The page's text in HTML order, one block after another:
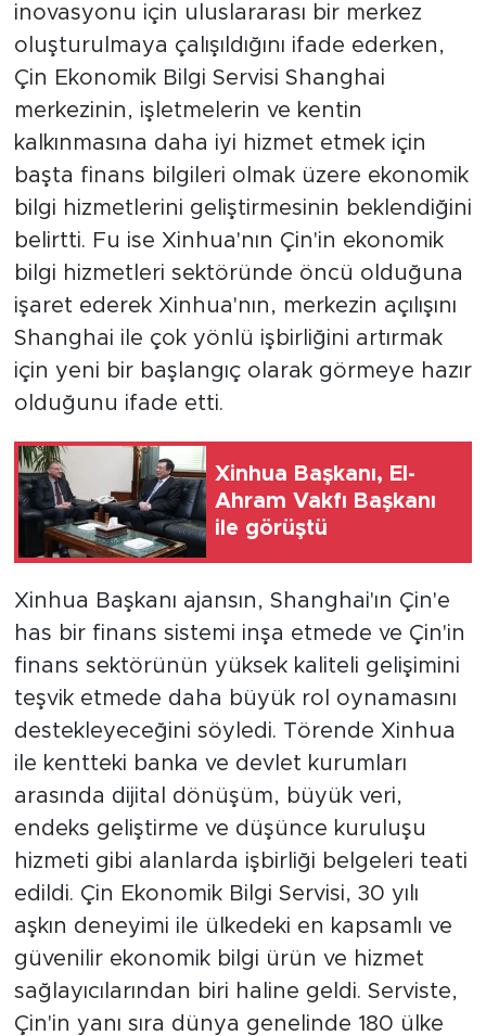
inovasyonu için uluslararası bir merkez
oluşturulmaya çalışıldığını ifade ederken,
Çin Ekonomik Bilgi Servisi Shanghai
merkezinin, işletmelerin ve kentin
kalkınmasına daha iyi hizmet etmek için
başta finans bilgileri olmak üzere ekonomik
bilgi hizmetlerini geliştirmesinin beklendiğini
belirtti. Fu ise Xinhua'nın Çin'in ekonomik
bilgi hizmetleri sektöründe öncü olduğuna
işaret ederek Xinhua'nın, merkezin açılışını
Shanghai ile çok yönlü işbirliğini artırmak
için yeni bir başlangıç olarak görmeye hazır
olduğunu ifade etti.
Xinhua Başkanı, El-
Ahram Vakfı Başkanı
ile görüştü
Xinhua Başkanı ajansın, Shanghai'ın Çin'e
has bir finans sistemi inşa etmede ve Çin'in
finans sektörünün yüksek kaliteli gelişimini
teşvik etmede daha büyük rol oynamasını
destekleyeceğini söyledi. Törende Xinhua
ile kentteki banka ve devlet kurumları
arasında dijital dönüşüm, büyük veri,
endeks geliştirme ve düşünce kuruluşu
hizmeti gibi alanlarda işbirliği belgeleri teati
edildi. Çin Ekonomik Bilgi Servisi, 30 yılı
aşkın deneyimi ile ülkedeki en kapsamlı ve
güvenilir ekonomik bilgi ürün ve hizmet
sağlayıcılarından biri haline geldi. Serviste,
Çin'in yanı sıra dünya genelinde 180 ülke